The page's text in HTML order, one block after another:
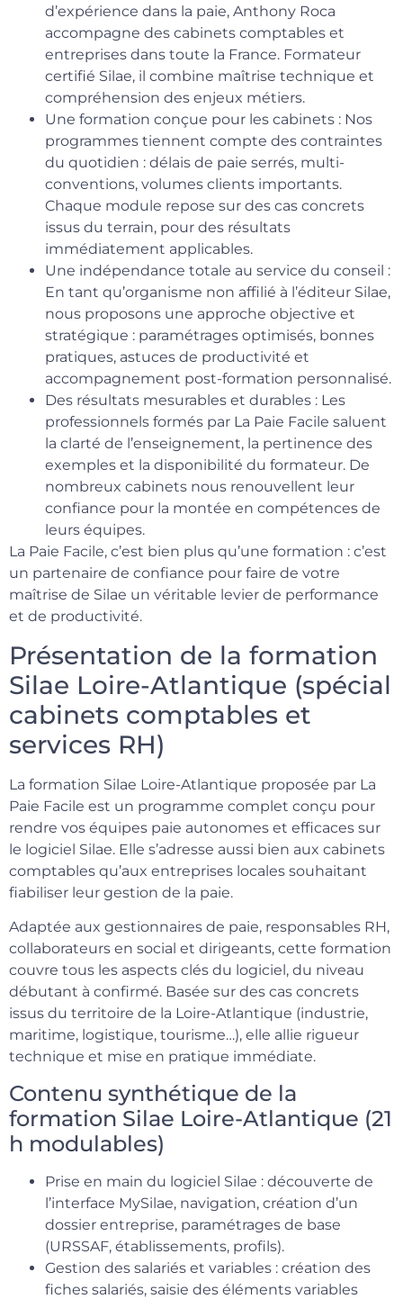
d’expérience dans la paie, Anthony Roca
accompagne des cabinets comptables et
entreprises dans toute la France. Formateur
certifié Silae, il combine maîtrise technique et
compréhension des enjeux métiers.
Une formation conçue pour les cabinets : Nos
programmes tiennent compte des contraintes
du quotidien : délais de paie serrés, multi-
conventions, volumes clients importants.
Chaque module repose sur des cas concrets
issus du terrain, pour des résultats
immédiatement applicables.
Une indépendance totale au service du conseil :
En tant qu’organisme non affilié à l’éditeur Silae,
nous proposons une approche objective et
stratégique : paramétrages optimisés, bonnes
pratiques, astuces de productivité et
accompagnement post-formation personnalisé.
Des résultats mesurables et durables : Les
professionnels formés par La Paie Facile saluent
la clarté de l’enseignement, la pertinence des
exemples et la disponibilité du formateur. De
nombreux cabinets nous renouvellent leur
confiance pour la montée en compétences de
leurs équipes.
La Paie Facile, c’est bien plus qu’une formation : c’est
un partenaire de confiance pour faire de votre
maîtrise de Silae un véritable levier de performance
et de productivité.
Présentation de la formation
Silae Loire-Atlantique (spécial
cabinets comptables et
services RH)
La formation Silae Loire-Atlantique proposée par La
Paie Facile est un programme complet conçu pour
rendre vos équipes paie autonomes et efficaces sur
le logiciel Silae. Elle s’adresse aussi bien aux cabinets
comptables qu’aux entreprises locales souhaitant
fiabiliser leur gestion de la paie.
Adaptée aux gestionnaires de paie, responsables RH,
collaborateurs en social et dirigeants, cette formation
couvre tous les aspects clés du logiciel, du niveau
débutant à confirmé. Basée sur des cas concrets
issus du territoire de la Loire-Atlantique (industrie,
maritime, logistique, tourisme…), elle allie rigueur
technique et mise en pratique immédiate.
Contenu synthétique de la
formation Silae Loire-Atlantique (21
h modulables)
Prise en main du logiciel Silae : découverte de
l’interface MySilae, navigation, création d’un
dossier entreprise, paramétrages de base
(URSSAF, établissements, profils).
Gestion des salariés et variables : création des
fiches salariés, saisie des éléments variables